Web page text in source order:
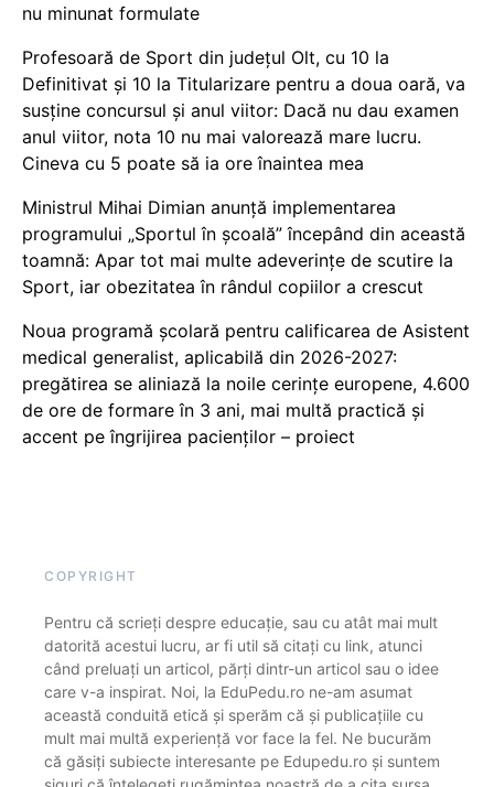
nu minunat formulate
Profesoară de Sport din județul Olt, cu 10 la
Definitivat și 10 la Titularizare pentru a doua oară, va
susține concursul și anul viitor: Dacă nu dau examen
anul viitor, nota 10 nu mai valorează mare lucru.
Cineva cu 5 poate să ia ore înaintea mea
Ministrul Mihai Dimian anunță implementarea
programului „Sportul în școală” începând din această
toamnă: Apar tot mai multe adeverințe de scutire la
Sport, iar obezitatea în rândul copiilor a crescut
Noua programă școlară pentru calificarea de Asistent
medical generalist, aplicabilă din 2026-2027:
pregătirea se aliniază la noile cerințe europene, 4.600
de ore de formare în 3 ani, mai multă practică și
accent pe îngrijirea pacienților – proiect
COPYRIGHT
Pentru că scrieți despre educație, sau cu atât mai mult
datorită acestui lucru, ar fi util să citați cu link, atunci
când preluați un articol, părți dintr-un articol sau o idee
care v-a inspirat. Noi, la EduPedu.ro ne-am asumat
această conduită etică și sperăm că și publicațiile cu
mult mai multă experiență vor face la fel. Ne bucurăm
că găsiți subiecte interesante pe Edupedu.ro și suntem